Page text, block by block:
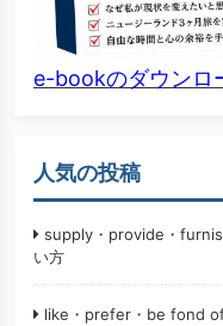
e-bookのダウンロ
人気の投稿
supply・provide・
い方
like・prefer・be fond of